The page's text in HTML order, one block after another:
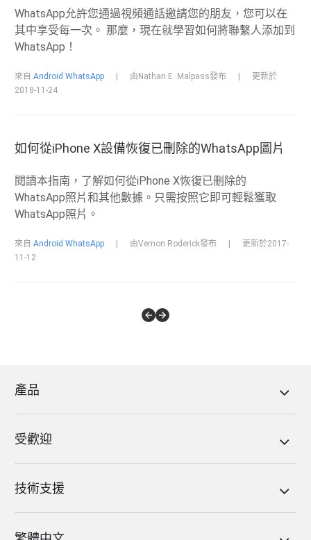
WhatsApp允許您通過視頻通話邀請您的朋友，您可以在
其中享受每一次。 那麼，現在就學習如何將聯繫人添加到
WhatsApp！
來自Android WhatsApp 由Nathan E. Malpass發布
更新於
2018-11-24
如何從iPhone X設備恢復已刪除的WhatsApp圖片
閱讀本指南，了解如何從iPhone X恢復已刪除的
WhatsApp照片和其他數據。只需按照它即可輕鬆獲取
WhatsApp照片。
來自Android WhatsApp 由Vernon Roderick發布
更新於2017-
11-12
產品
受歡迎
技術支援